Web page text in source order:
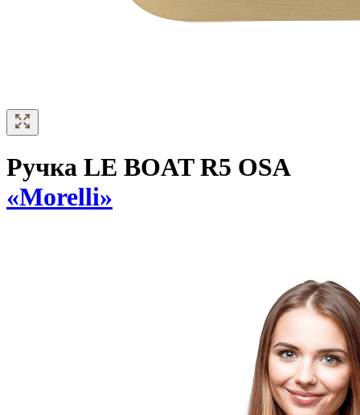
Ручка LE BOAT R5 OSA
«Morelli»